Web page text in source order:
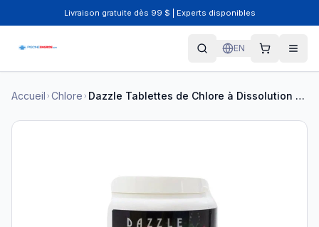
Livraison gratuite dès 99 $ | Experts disponibles
EN
Accueil Chlore Dazzle Tablettes de Chlore à Dissolution Lente 2,5 kg DAZ08202